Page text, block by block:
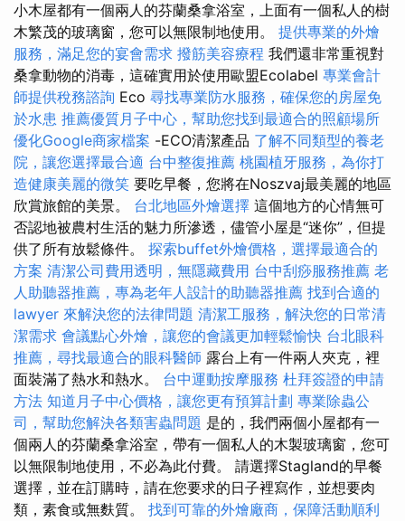
小木屋都有一個兩人的芬蘭桑拿浴室，上面有一個私人的樹
木繁茂的玻璃窗，您可以無限制地使用。 提供專業的外燴
服務，滿足您的宴會需求 撥筋美容療程 我們還非常重視對
桑拿動物的消毒，這確實用於使用歐盟Ecolabel 專業會計
師提供稅務諮詢 Eco 尋找專業防水服務，確保您的房屋免
於水患 推薦優質月子中心，幫助您找到最適合的照顧場所
優化Google商家檔案 -ECO清潔產品 了解不同類型的養老
院，讓您選擇最合適 台中整復推薦 桃園植牙服務，為你打
造健康美麗的微笑 要吃早餐，您將在Noszvaj最美麗的地區
欣賞旅館的美景。 台北地區外燴選擇 這個地方的心情無可
否認地被農村生活的魅力所滲透，儘管小屋是“迷你”，但提
供了所有放鬆條件。 探索buffet外燴價格，選擇最適合的
方案 清潔公司費用透明，無隱藏費用 台中刮痧服務推薦 老
人助聽器推薦，專為老年人設計的助聽器推薦 找到合適的
lawyer 來解決您的法律問題 清潔工服務，解決您的日常清
潔需求 會議點心外燴，讓您的會議更加輕鬆愉快 台北眼科
推薦，尋找最適合的眼科醫師 露台上有一件兩人夾克，裡
面裝滿了熱水和熱水。 台中運動按摩服務 杜拜簽證的申請
方法 知道月子中心價格，讓您更有預算計劃 專業除蟲公
司，幫助您解決各類害蟲問題 是的，我們兩個小屋都有一
個兩人的芬蘭桑拿浴室，帶有一個私人的木製玻璃窗，您可
以無限制地使用，不必為此付費。 請選擇Stagland的早餐
選擇，並在訂購時，請在您要求的日子裡寫作，並想要肉
類，素食或無麩質。 找到可靠的外燴廠商，保障活動順利